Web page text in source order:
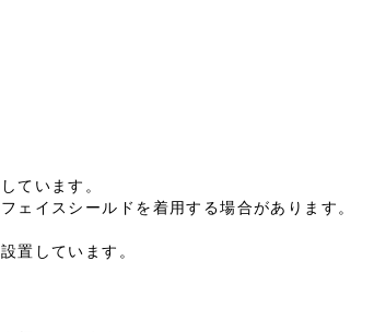
ています。
ェイスシールドを着用する場合があります。
置しています。